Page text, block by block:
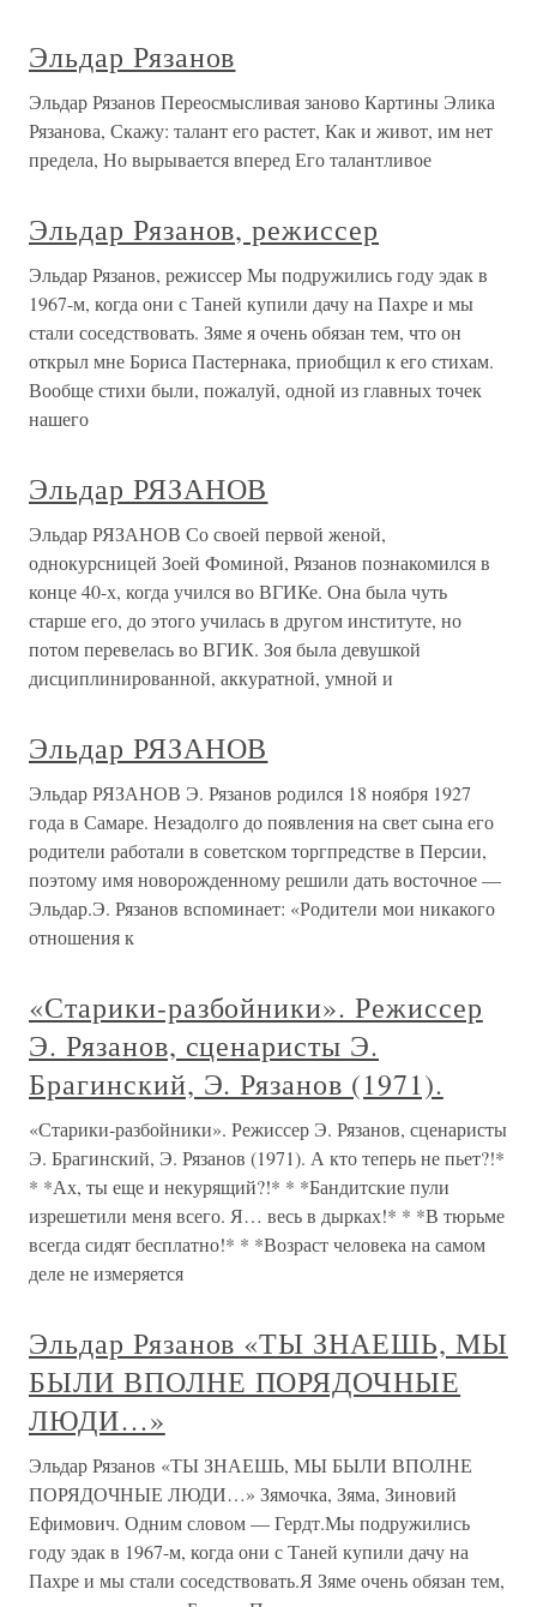
Эльдар Рязанов
Эльдар Рязанов Переосмысливая заново Картины Элика
Рязанова, Скажу: талант его растет, Как и живот, им нет
предела, Но вырывается вперед Его талантливое
Эльдар Рязанов, режиссер
Эльдар Рязанов, режиссер Мы подружились году эдак в
1967-м, когда они с Таней купили дачу на Пахре и мы
стали соседствовать. Зяме я очень обязан тем, что он
открыл мне Бориса Пастернака, приобщил к его стихам.
Вообще стихи были, пожалуй, одной из главных точек
нашего
Эльдар РЯЗАНОВ
Эльдар РЯЗАНОВ Со своей первой женой,
однокурсницей Зоей Фоминой, Рязанов познакомился в
конце 40-х, когда учился во ВГИКе. Она была чуть
старше его, до этого училась в другом институте, но
потом перевелась во ВГИК. Зоя была девушкой
дисциплинированной, аккуратной, умной и
Эльдар РЯЗАНОВ
Эльдар РЯЗАНОВ Э. Рязанов родился 18 ноября 1927
года в Самаре. Незадолго до появления на свет сына его
родители работали в советском торгпредстве в Персии,
поэтому имя новорожденному решили дать восточное —
Эльдар.Э. Рязанов вспоминает: «Родители мои никакого
отношения к
«Старики-разбойники». Режиссер
Э. Рязанов, сценаристы Э.
Брагинский, Э. Рязанов (1971).
«Старики-разбойники». Режиссер Э. Рязанов, сценаристы
Э. Брагинский, Э. Рязанов (1971). А кто теперь не пьет?!*
* *Ах, ты еще и некурящий?!* * *Бандитские пули
изрешетили меня всего. Я… весь в дырках!* * *В тюрьме
всегда сидят бесплатно!* * *Возраст человека на самом
деле не измеряется
Эльдар Рязанов «ТЫ ЗНАЕШЬ, МЫ
БЫЛИ ВПОЛНЕ ПОРЯДОЧНЫЕ
ЛЮДИ…»
Эльдар Рязанов «ТЫ ЗНАЕШЬ, МЫ БЫЛИ ВПОЛНЕ
ПОРЯДОЧНЫЕ ЛЮДИ…» Зямочка, Зяма, Зиновий
Ефимович. Одним словом — Гердт.Мы подружились
году эдак в 1967-м, когда они с Таней купили дачу на
Пахре и мы стали соседствовать.Я Зяме очень обязан тем,